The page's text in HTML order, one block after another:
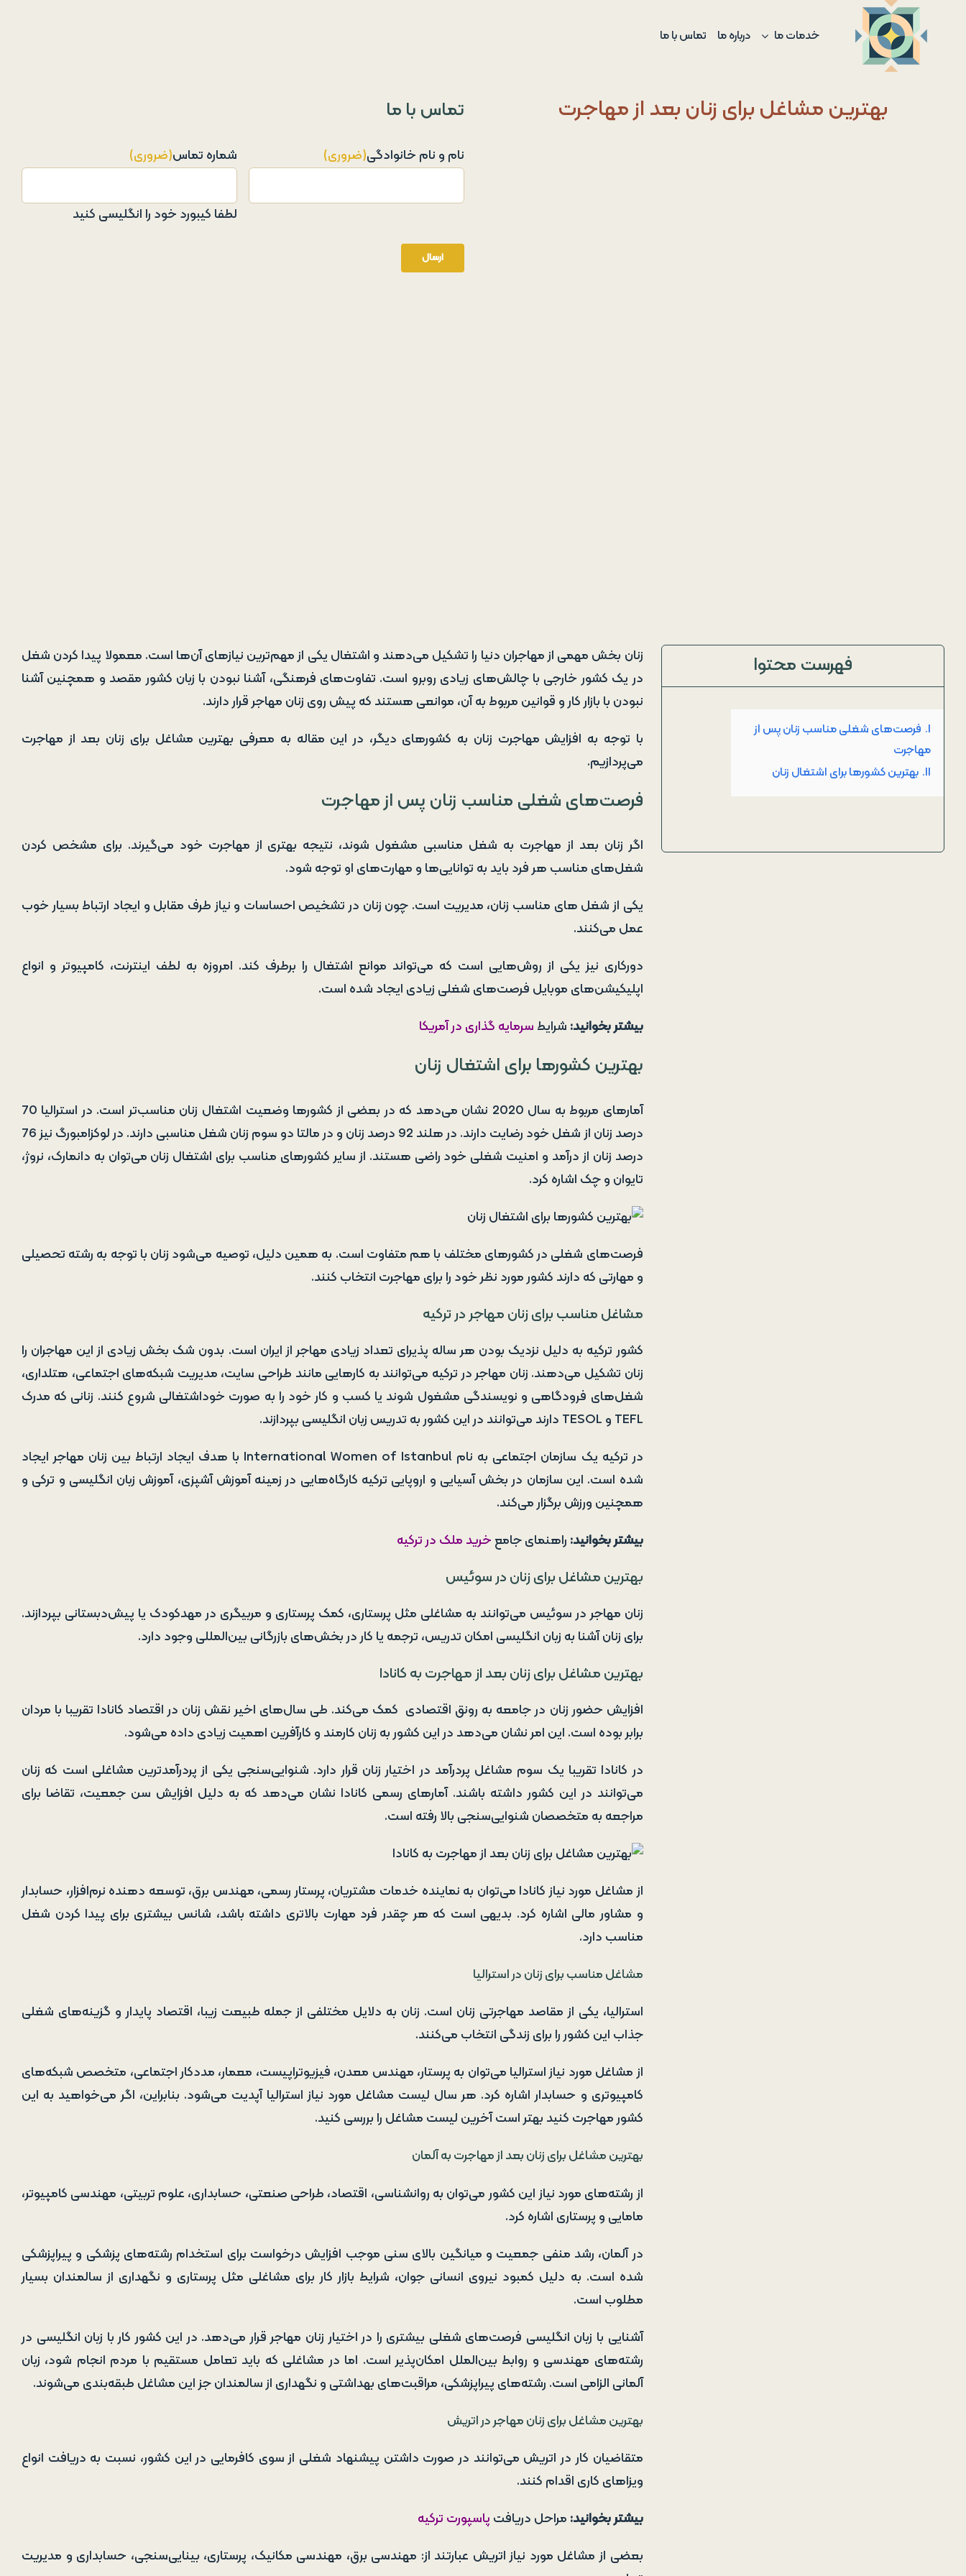
content
خدمات ما درباره ما تماس با ما
بهترین مشاغل برای زنان بعد از مهاجرت تماس با ما
نام و نام خانوادگی(ضروری) شماره تماس(ضروری)
لطفا کیبورد خود را انگلیسی کنید
فهرست محتوا
I. فرصت‌های شغلی مناسب زنان پس از
مهاجرت
II. بهترین کشورها برای اشتغال زنان
زنان بخش مهمی از مهاجران دنیا را تشکیل می‌دهند و اشتغال یکی از مهم‌ترین نیازهای آن‌ها است. معمولا پیدا کردن شغل
در یک کشور خارجی با چالش‌های زیادی روبرو است. تفاوت‌های فرهنگی، آشنا نبودن با زبان کشور مقصد و همچنین آشنا
نبودن با بازار کار و قوانین مربوط به آن، موانعی هستند که پیش روی زنان مهاجر قرار دارند.
با توجه به افزایش مهاجرت زنان به کشورهای دیگر، در این مقاله به معرفی بهترین مشاغل برای زنان بعد از مهاجرت
می‌پردازیم.
فرصت‌های شغلی مناسب زنان پس از مهاجرت
اگر زنان بعد از مهاجرت به شغل مناسبی مشغول شوند، نتیجه بهتری از مهاجرت خود می‌گیرند. برای مشخص کردن
شغل‌های مناسب هر فرد باید به توانایی‌ها و مهارت‌های او توجه شود.
یکی از شغل‌ های مناسب زنان، مدیریت است. چون زنان در تشخیص احساسات و نیاز طرف مقابل و ایجاد ارتباط بسیار خوب
عمل می‌کنند.
دورکاری نیز یکی از روش‌هایی است که می‌تواند موانع اشتغال را برطرف کند. امروزه به لطف اینترنت، کامپیوتر و انواع
اپلیکیشن‌های موبایل فرصت‌های شغلی زیادی ایجاد شده است.
بیشتر بخوانید: شرایط سرمایه گذاری در آمریکا
بهترین کشورها برای اشتغال زنان
آمارهای مربوط به سال 2020 نشان می‌‌دهد که در بعضی از کشورها وضعیت اشتغال زنان مناسب‌تر است. در استرالیا 70
درصد زنان از شغل خود رضایت دارند. در هلند 92 درصد زنان و در مالتا دو سوم زنان شغل مناسبی دارند. در لوکزامبورگ نیز 76
درصد زنان از درآمد و امنیت شغلی خود راضی هستند. از سایر کشورهای مناسب برای اشتغال زنان می‌توان به دانمارک، نروژ،
تایوان و چک اشاره کرد.
فرصت‌های شغلی در کشورهای مختلف با هم متفاوت است. به همین دلیل، توصیه می‌شود زنان با توجه به رشته تحصیلی
و مهارتی که دارند کشور مورد نظر خود را برای مهاجرت انتخاب کنند.
مشاغل مناسب برای زنان مهاجر در ترکیه
کشور ترکیه به دلیل نزدیک بودن هر ساله پذیرای تعداد زیادی مهاجر از ایران است. بدون شک بخش زیادی از این مهاجران را
زنان تشکیل می‌دهند. زنان مهاجر در ترکیه می‌توانند به کارهایی مانند طراحی سایت، مدیریت شبکه‌های اجتماعی، هتلداری،
شغل‌های فرودگاهی و نویسندگی مشغول شوند یا کسب و کار خود را به صورت خوداشتغالی شروع کنند. زنانی که مدرک
TEFL و TESOL دارند می‌توانند در این کشور به تدریس زبان انگلیسی بپردازند.
در ترکیه یک سازمان اجتماعی به نام International Women of Istanbul با هدف ایجاد ارتباط بین زنان مهاجر ایجاد
شده است. این سازمان در بخش آسیایی و اروپایی ترکیه کارگاه‌هایی در زمینه آموزش آشپزی، آموزش زبان انگلیسی و ترکی و
همچنین ورزش برگزار می‌کند.
بیشتر بخوانید: راهنمای جامع خرید ملک در ترکیه
بهترین مشاغل برای زنان در سوئیس
زنان مهاجر در سوئیس می‌توانند به مشاغلی مثل پرستاری، کمک پرستاری و مربیگری در مهدکودک یا پیش‌دبستانی بپردازند.
برای زنان آشنا به زبان انگلیسی امکان تدریس، ترجمه یا کار در بخش‌های بازرگانی بین‌المللی وجود دارد.
بهترین مشاغل برای زنان بعد از مهاجرت به کانادا
افزایش حضور زنان در جامعه به رونق اقتصادی کمک می‌کند. طی سال‌های اخیر نقش زنان در اقتصاد کانادا تقریبا با مردان
برابر بوده است. این امر نشان می‌دهد در این کشور به زنان کارمند و کارآفرین اهمیت زیادی داده می‌شود.
در کانادا تقریبا یک سوم مشاغل پردرآمد در اختیار زنان قرار دارد. شنوایی‌سنجی یکی از پردرآمدترین مشاغلی است که زنان
می‌توانند در این کشور داشته باشند. آمارهای رسمی کانادا نشان می‌دهد که به دلیل افزایش سن جمعیت، تقاضا برای
مراجعه به متخصصان شنوایی‌سنجی بالا رفته است.
از مشاغل مورد نیاز کانادا می‌توان به نماینده خدمات مشتریان، پرستار رسمی، مهندس برق، توسعه دهنده نرم‌افزار، حسابدار
و مشاور مالی اشاره کرد. بدیهی است که هر چقدر فرد مهارت بالاتری داشته باشد، شانس بیشتری برای پیدا کردن شغل
مناسب دارد.
مشاغل مناسب برای زنان در استرالیا
استرالیا، یکی از مقاصد مهاجرتی زنان است. زنان به دلایل مختلفی از جمله طبیعت زیبا، اقتصاد پایدار و گزینه‌های شغلی
جذاب این کشور را برای زندگی انتخاب می‌کنند.
از مشاغل مورد نیاز استرالیا می‌توان به پرستار، مهندس معدن، فیزیوتراپیست، معمار، مددکار اجتماعی، متخصص شبکه‌های
کامپیوتری و حسابدار اشاره کرد. هر سال لیست مشاغل مورد نیاز استرالیا آپدیت می‌شود. بنابراین، اگر می‌خواهید به این
کشور مهاجرت کنید بهتر است آخرین لیست مشاغل را بررسی کنید.
بهترین مشاغل برای زنان بعد از مهاجرت به آلمان
از رشته‌های مورد نیاز این کشور می‌توان به روانشناسی، اقتصاد، طراحی صنعتی، حسابداری، علوم تربیتی، مهندسی کامپیوتر،
مامایی و پرستاری اشاره کرد.
در آلمان، رشد منفی جمعیت و میانگین بالای سنی موجب افزایش درخواست برای استخدام رشته‌های پزشکی و پیراپزشکی
شده است. به دلیل کمبود نیروی انسانی جوان، شرایط بازار کار برای مشاغلی مثل پرستاری و نگهداری از سالمندان بسیار
مطلوب است.
آشنایی با زبان انگلیسی فرصت‌های شغلی بیشتری را در اختیار زنان مهاجر قرار می‌دهد. در این کشور کار با زبان انگلیسی در
رشته‌های مهندسی و روابط بین‌الملل امکان‌پذیر است. اما در مشاغلی که باید تعامل مستقیم با مردم انجام شود، زبان
آلمانی الزامی است. رشته‌های پیراپزشکی، مراقبت‌های بهداشتی و نگهداری از سالمندان جز این مشاغل طبقه‌بندی می‌شوند.
بهترین مشاغل برای زنان مهاجر در اتریش
متقاضیان کار در اتریش می‌توانند در صورت داشتن پیشنهاد شغلی از سوی کافرمایی در این کشور، نسبت به دریافت انواع
ویزاهای کاری اقدام کنند.
بیشتر بخوانید: مراحل دریافت پاسپورت ترکیه
بعضی از مشاغل مورد نیاز اتریش عبارتند از: مهندسی برق، مهندسی مکانیک، پرستاری، بینایی‌سنجی، حسابداری و مدیریت